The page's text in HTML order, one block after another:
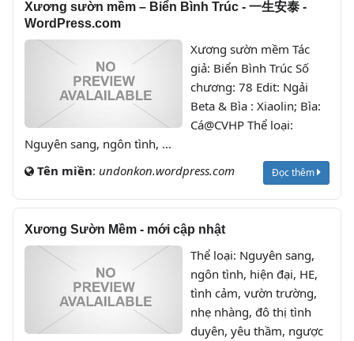
Xương sườn mềm – Biển Bình Trúc - 一生安泰 -
WordPress.com
Xương sườn mềm Tác
giả: Biển Bình Trúc Số
chương: 78 Edit: Ngải
Beta & Bìa : Xiaolin; Bìa:
Cá@CVHP Thể loại:
Nguyên sang, ngôn tình, ...
Tên miền: undonkon.wordpress.com Đọc thêm
Xương Sườn Mềm - mới cập nhật
Thể loại: Nguyên sang,
ngôn tình, hiện đại, HE,
tình cảm, vườn trường,
nhẹ nhàng, đô thị tình
duyên, yêu thầm, ngược